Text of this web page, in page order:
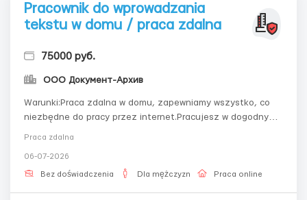
Pracownik do wprowadzania
tekstu w domu / praca zdalna
75000 руб.
ООО Документ-Архив
Warunki:Praca zdalna w domu, zapewniamy wszystko, co
niezbędne do pracy przez internet.Pracujesz w dogodnym
dogodnej dla Ciebie. Dostarczanie materiałów pocztą.
Szczegóły oferty pracy na e-mail -...
Praca zdalna
06-07-2026
Bez doświadczenia Dla mężczyzn Praca online